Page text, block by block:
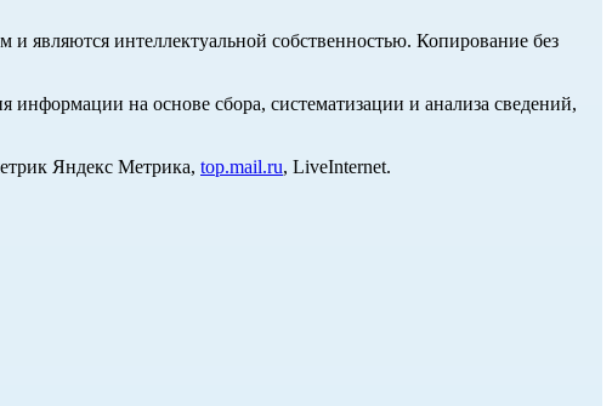
являются интеллектуальной собственностью. Копирование без
на основе сбора, систематизации и анализа сведений,
Яндекс Метрика, top.mail.ru, LiveInternet.